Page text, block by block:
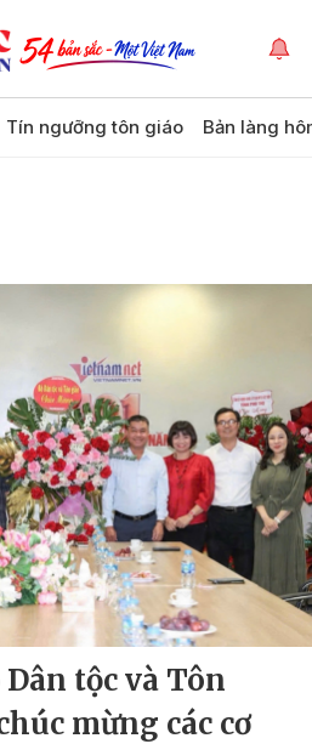
Tín ngưỡng tôn giáo Bản làng
tộc và Tôn
mừng các cơ